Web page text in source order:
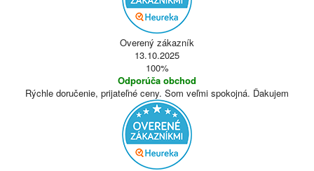
Overený zákazník
13.10.2025
100%
Odporúča obchod
Rýchle doručenie, prijateľné ceny. Som veľmi spokojná. Ďakujem